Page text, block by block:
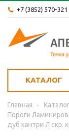
+7 (3852) 570-321
КАТАЛОГ
Главная - Каталог
Пороги
дуб кантри Л скр.